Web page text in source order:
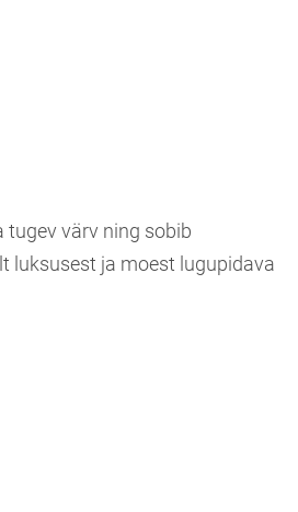
tugev värv ning sobib
luksusest ja moest lugupidava